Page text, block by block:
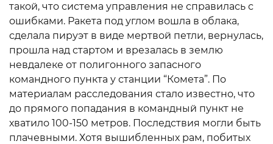
такой, что система управления не справилась с
ошибками. Ракета под углом вошла в облака,
сделала пируэт в виде мертвой петли, вернулась,
прошла над стартом и врезалась в землю
невдалеке от полигонного запасного
командного пункта у станции “Комета”. По
материалам расследования стало известно, что
до прямого попадания в командный пункт не
хватило 100-150 метров. Последствия могли быть
плачевными. Хотя вышибленных рам, побитых